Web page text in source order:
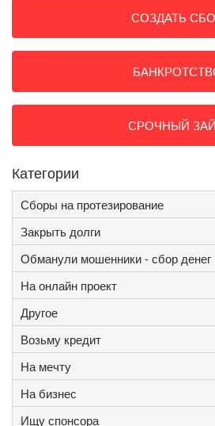
СОЗДАТЬ
СРОЧНЫЙ
Категории
Сборы на протезирование
Закрыть долги
Обманули мошенники - сбор денег
На онлайн проект
Другое
Возьму кредит
На мечту
На бизнес
Ищу спонсора